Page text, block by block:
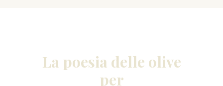
La poesia delle olive
per